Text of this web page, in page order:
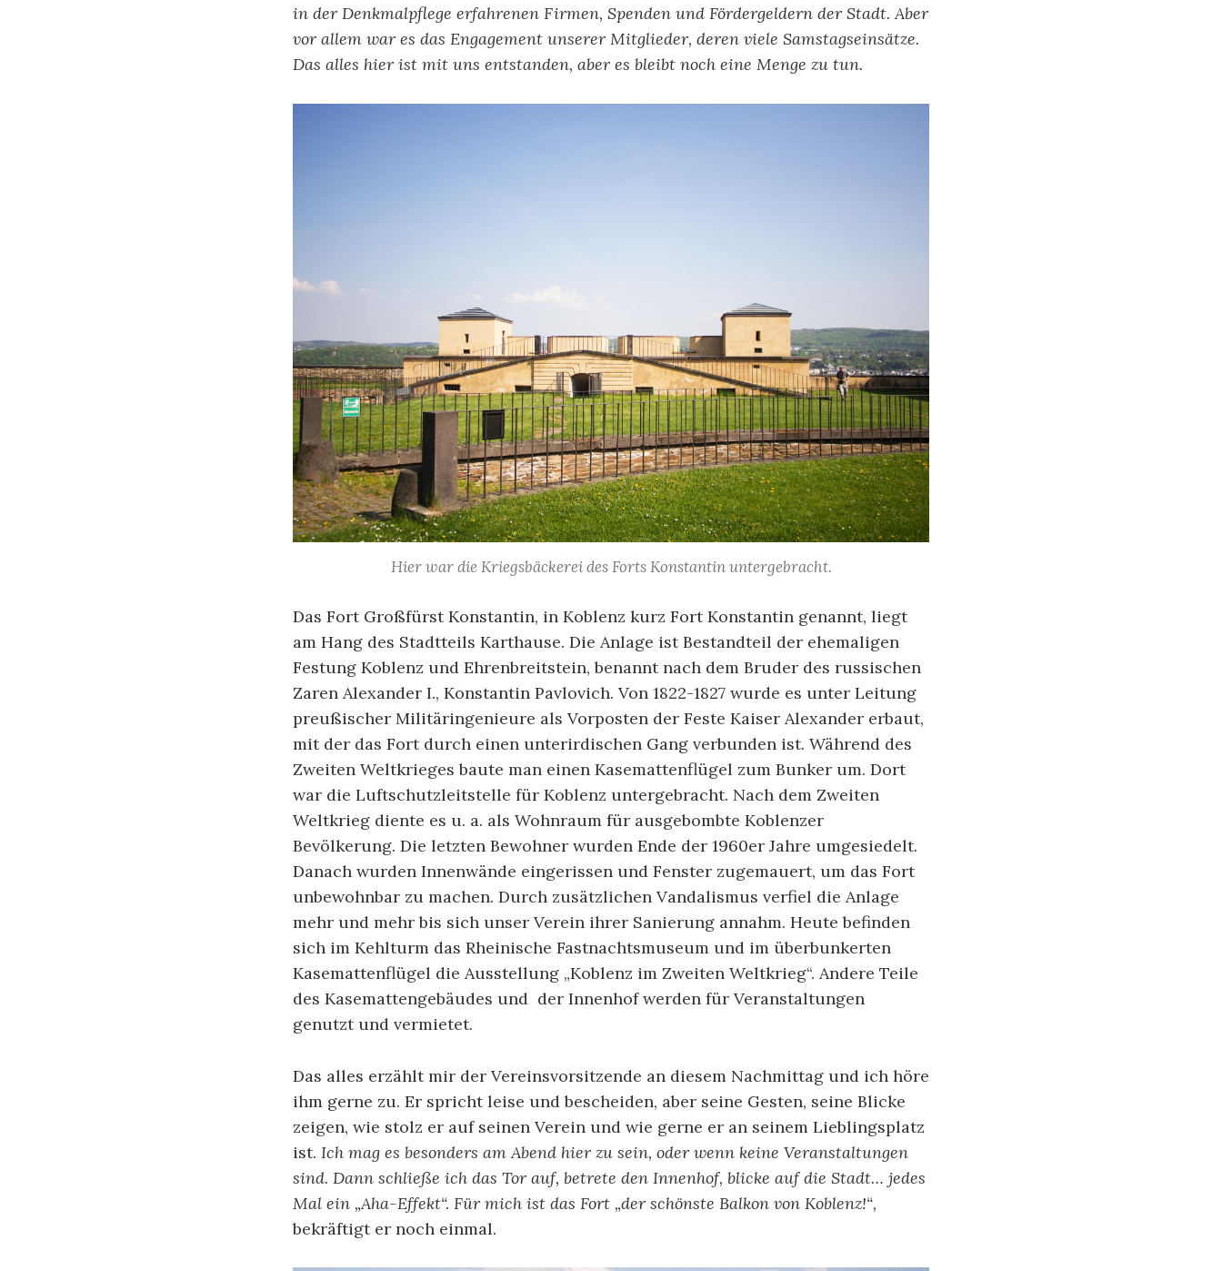
in der Denkmalpflege erfahrenen Firmen, Spenden und Fördergeldern der Stadt. Aber
vor allem war es das Engagement unserer Mitglieder, deren viele Samstagseinsätze.
Das alles hier ist mit uns entstanden, aber es bleibt noch eine Menge zu tun.
Hier war die Kriegsbäckerei des Forts Konstantin untergebracht.
Das Fort Großfürst Konstantin, in Koblenz kurz Fort Konstantin genannt, liegt
am Hang des Stadtteils Karthause. Die Anlage ist Bestandteil der ehemaligen
Festung Koblenz und Ehrenbreitstein, benannt nach dem Bruder des russischen
Zaren Alexander I., Konstantin Pavlovich. Von 1822-1827 wurde es unter Leitung
preußischer Militäringenieure als Vorposten der Feste Kaiser Alexander erbaut,
mit der das Fort durch einen unterirdischen Gang verbunden ist. Während des
Zweiten Weltkrieges baute man einen Kasemattenflügel zum Bunker um. Dort
war die Luftschutzleitstelle für Koblenz untergebracht. Nach dem Zweiten
Weltkrieg diente es u. a. als Wohnraum für ausgebombte Koblenzer
Bevölkerung. Die letzten Bewohner wurden Ende der 1960er Jahre umgesiedelt.
Danach wurden Innenwände eingerissen und Fenster zugemauert, um das Fort
unbewohnbar zu machen. Durch zusätzlichen Vandalismus verfiel die Anlage
mehr und mehr bis sich unser Verein ihrer Sanierung annahm. Heute befinden
sich im Kehlturm das Rheinische Fastnachtsmuseum und im überbunkerten
Kasemattenflügel die Ausstellung „Koblenz im Zweiten Weltkrieg“. Andere Teile
des Kasemattengebäudes und der Innenhof werden für Veranstaltungen
genutzt und vermietet.
Das alles erzählt mir der Vereinsvorsitzende an diesem Nachmittag und ich höre
ihm gerne zu. Er spricht leise und bescheiden, aber seine Gesten, seine Blicke
zeigen, wie stolz er auf seinen Verein und wie gerne er an seinem Lieblingsplatz
ist. Ich mag es besonders am Abend hier zu sein, oder wenn keine Veranstaltungen
sind. Dann schließe ich das Tor auf, betrete den Innenhof, blicke auf die Stadt… jedes
Mal ein „Aha-Effekt“. Für mich ist das Fort „der schönste Balkon von Koblenz!“,
bekräftigt er noch einmal.